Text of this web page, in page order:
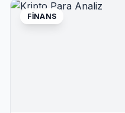
FINANS